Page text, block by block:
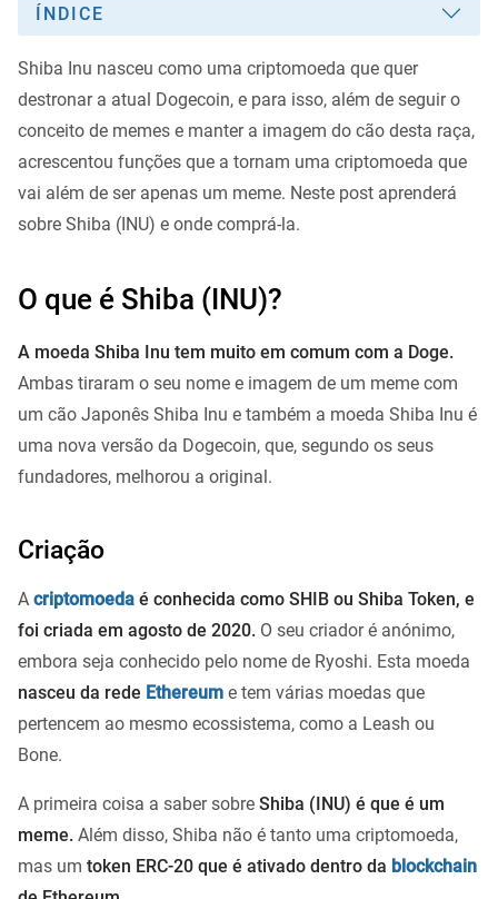
ÍNDICE
Shiba Inu nasceu como uma criptomoeda que quer
destronar a atual Dogecoin, e para isso, além de seguir o
conceito de memes e manter a imagem do cão desta raça,
acrescentou funções que a tornam uma criptomoeda que
vai além de ser apenas um meme. Neste post aprenderá
sobre Shiba (INU) e onde comprá-la.
O que é Shiba (INU)?
A moeda Shiba Inu tem muito em comum com a Doge.
Ambas tiraram o seu nome e imagem de um meme com
um cão Japonês Shiba Inu e também a moeda Shiba Inu é
uma nova versão da Dogecoin, que, segundo os seus
fundadores, melhorou a original.
Criação
A criptomoeda é conhecida como SHIB ou Shiba Token, e
foi criada em agosto de 2020. O seu criador é anónimo,
embora seja conhecido pelo nome de Ryoshi. Esta moeda
nasceu da rede Ethereum e tem várias moedas que
pertencem ao mesmo ecossistema, como a Leash ou
Bone.
A primeira coisa a saber sobre Shiba (INU) é que é um
meme. Além disso, Shiba não é tanto uma criptomoeda,
mas um token ERC-20 que é ativado dentro da blockchain